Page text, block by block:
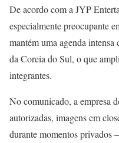
De acordo com a JYP
especialmente preocupante
mantém uma agenda
da Coreia do Sul, o que
integrantes.
No comunicado, a empresa
autorizadas, imagens em
durante momentos privados